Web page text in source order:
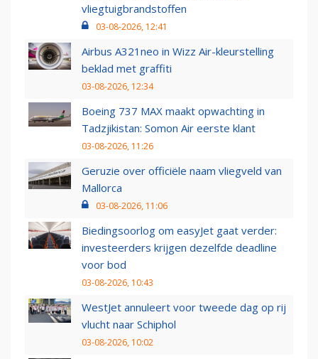
vliegtuigbrandstoffen
03-08-2026, 12:41
Airbus A321neo in Wizz Air-kleurstelling
beklad met graffiti
03-08-2026, 12:34
Boeing 737 MAX maakt opwachting in
Tadzjikistan: Somon Air eerste klant
03-08-2026, 11:26
Geruzie over officiële naam vliegveld van
Mallorca
03-08-2026, 11:06
Biedingsoorlog om easyJet gaat verder:
investeerders krijgen dezelfde deadline
voor bod
03-08-2026, 10:43
WestJet annuleert voor tweede dag op rij
vlucht naar Schiphol
03-08-2026, 10:02